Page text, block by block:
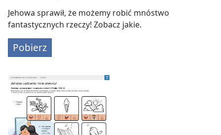
Jehowa sprawił, że możemy robić mnóstwo
fantastycznych rzeczy! Zobacz jakie.
Pobierz